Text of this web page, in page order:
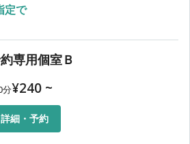
利用時間外
定で
専用個室Ｂ
分¥240 ~
詳細・予約